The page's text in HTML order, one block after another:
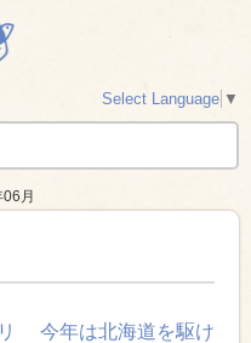
月
今年は北海道を駆け
Select Language ▼